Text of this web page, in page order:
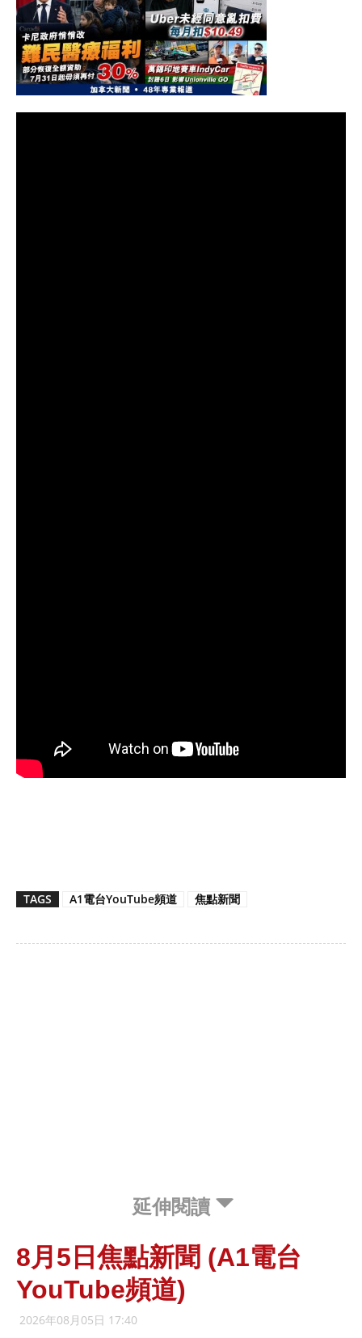
TAGS A1電台YouTube頻道 焦點新聞
延伸閱讀
8月5日焦點新聞 (A1電台
YouTube頻道)
2026年08月05日 17:40